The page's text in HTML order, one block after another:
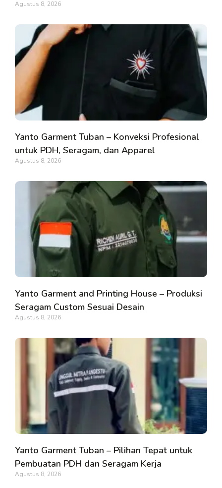
Agustus 8, 2026
Yanto Garment Tuban – Konveksi Profesional
untuk PDH, Seragam, dan Apparel
Agustus 8, 2026
Yanto Garment and Printing House – Produksi
Seragam Custom Sesuai Desain
Agustus 8, 2026
Yanto Garment Tuban – Pilihan Tepat untuk
Pembuatan PDH dan Seragam Kerja
Agustus 8, 2026